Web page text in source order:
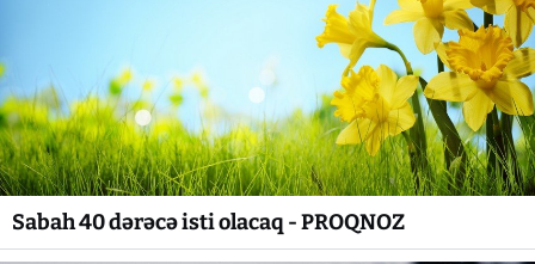
Sabah 40 dərəcə isti olacaq - PROQNOZ